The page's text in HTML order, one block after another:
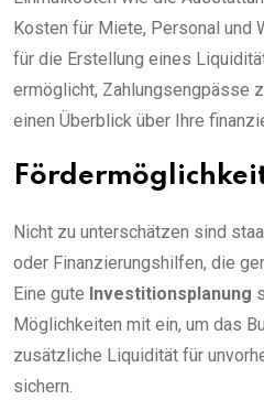
Kosten für Miete, Personal und
für die Erstellung eines
ermöglicht, Zahlungsengpässe
einen Überblick über Ihre
Nicht zu unterschätzen sind
oder Finanzierungshilfen, die
Eine gute Investitionsplanung
Möglichkeiten mit ein, um das
zusätzliche Liquidität für
sichern.